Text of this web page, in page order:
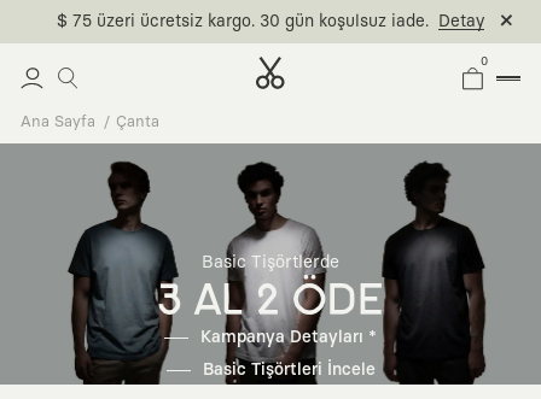
$ 75 üzeri ücretsiz kargo. 30 gün koşulsuz iade. Detay
0
Ana Sayfa Çanta
Basic Tişörtlerde
3 AL 2 ÖDE
Kampanya Detayları *
Basic Tişörtleri İncele